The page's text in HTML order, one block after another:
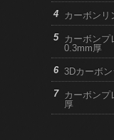
カーボンリ
カーボンプ
0.3mm厚
3Dカーボン
カーボンプ
厚